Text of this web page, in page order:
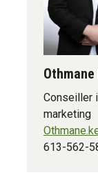
Conseiller
marketing
613-562-